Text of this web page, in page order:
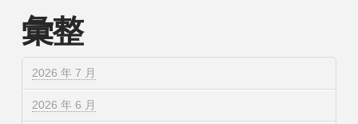
彙整
2026 年 7 月
2026 年 6 月